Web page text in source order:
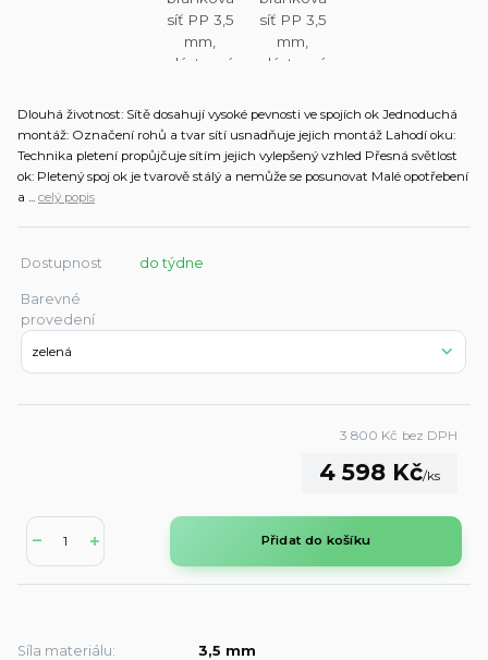
Dlouhá životnost: Sítě dosahují vysoké pevnosti ve spojích ok Jednoduchá
montáž: Označení rohů a tvar sítí usnadňuje jejich montáž Lahodí oku:
Technika pletení propůjčuje sítím jejich vylepšený vzhled Přesná světlost
ok: Pletený spoj ok je tvarově stálý a nemůže se posunovat Malé opotřebení
a ... celý popis
Dostupnost do týdne
Barevné
provedení
4 598 Kč/ks
3 800 Kč bez DPH
Přidat do košíku
Síla materiálu:
3,5 mm